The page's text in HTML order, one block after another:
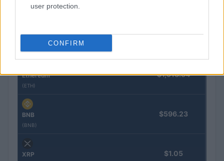
user protection.
CONFIRM
Nombre
Bitcoin $64,898.00
Ethereum
(ETH)
$1,913.54
BNB
(BNB)
$596.23
XRP $1.05